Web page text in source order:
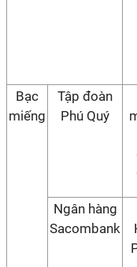
Bạc
miếng
Tập đoàn
Phú Quý
Ngân hàng
Sacombank